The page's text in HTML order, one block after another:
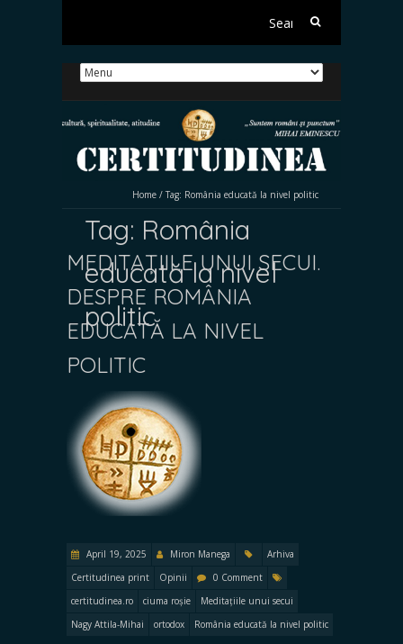
Search
Home / Tag: România educată la nivel politic
Tag: România
educată la nivel
politic
MEDITAȚIILE UNUI SECUI.
DESPRE ROMÂNIA
EDUCATĂ LA NIVEL
POLITIC
April 19, 2025 Miron Manega
Arhiva
Certitudinea print
Opinii
0 Comment
certitudinea.ro
ciuma roșie
Meditațiile unui secui
Nagy Attila-Mihai
ortodox România educată la nivel politic